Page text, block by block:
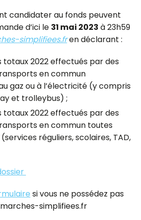
candidater au fonds peuvent
d’ici le 31 mai 2023 à 23h59
simplifiees.fren déclarant :
totaux 2022 effectués par des
en commun
gaz ou à l’électricité (y compris
et trolleybus) ;
totaux 2022 effectués par des
en commun toutes
réguliers, scolaires, TAD,
si vous ne possédez pas
simplifiees.fr